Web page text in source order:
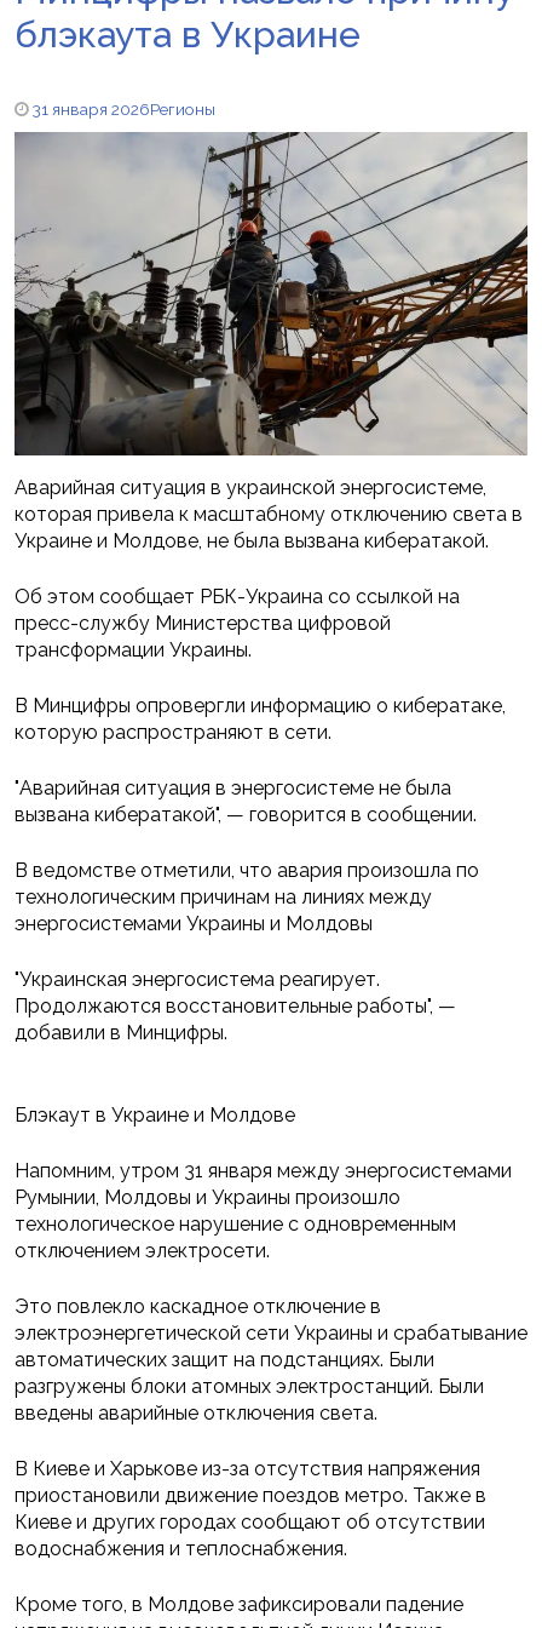
блэкаута в Украине
31 января 2026Регионы
Аварийная ситуация в украинской энергосистеме,
которая привела к масштабному отключению света в
Украине и Молдове, не была вызвана кибератакой.
Об этом сообщает РБК-Украина со ссылкой на
пресс-службу Министерства цифровой
трансформации Украины.
В Минцифры опровергли информацию о кибератаке,
которую распространяют в сети.
"Аварийная ситуация в энергосистеме не была
вызвана кибератакой", — говорится в сообщении.
В ведомстве отметили, что авария произошла по
технологическим причинам на линиях между
энергосистемами Украины и Молдовы
"Украинская энергосистема реагирует.
Продолжаются восстановительные работы", —
добавили в Минцифры.
Блэкаут в Украине и Молдове
Напомним, утром 31 января между энергосистемами
Румынии, Молдовы и Украины произошло
технологическое нарушение с одновременным
отключением электросети.
Это повлекло каскадное отключение в
электроэнергетической сети Украины и срабатывание
автоматических защит на подстанциях. Были
разгружены блоки атомных электростанций. Были
введены аварийные отключения света.
В Киеве и Харькове из-за отсутствия напряжения
приостановили движение поездов метро. Также в
Киеве и других городах сообщают об отсутствии
водоснабжения и теплоснабжения.
Кроме того, в Молдове зафиксировали падение